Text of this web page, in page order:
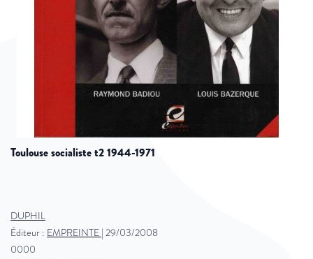
toulouse socialiste t2 1944-1971
DUPHIL
Éditeur : EMPREINTE | 29/03/2008
0000